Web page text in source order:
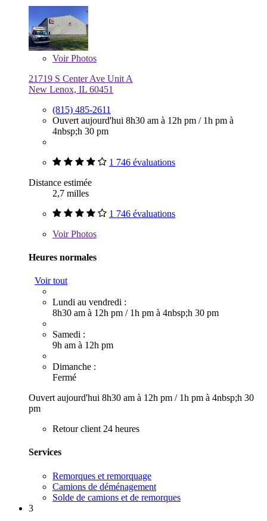
VoirPhotos
21719 S Center Ave Unit A
New Lenox, IL 60451
(815) 485-2611
Ouvert aujourd'hui 8h30 am à 12h pm / 1h pm à
4nbsp;h 30 pm
1 746 évaluations
Distance estimée
2,7 milles
1 746 évaluations
VoirPhotos
Heures normales
Voir tout
Lundi au vendredi :
8h30 am à 12h pm / 1h pm à 4nbsp;h 30 pm
Samedi :
9h am à 12h pm
Dimanche :
Fermé
Ouvert aujourd'hui 8h30 am à 12h pm / 1h pm à 4nbsp;h 30
pm
Retour client 24 heures
Services
Remorques et remorquage
Camions de déménagement
Solde de camions et de remorques
3